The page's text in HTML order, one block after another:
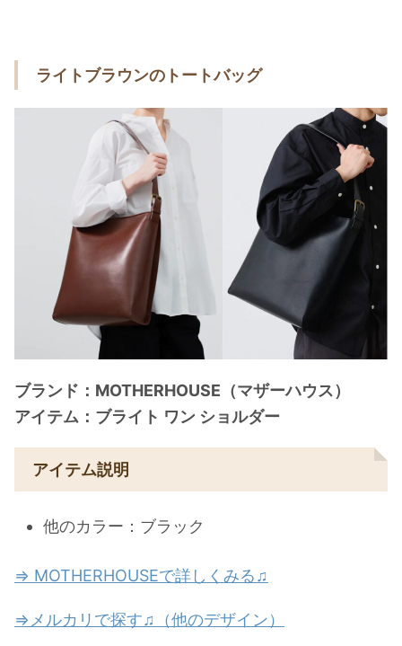
ライトブラウンのトートバッグ
ブランド：MOTHERHOUSE（マザーハウス）
アイテム：ブライト ワン ショルダー
アイテム説明
他のカラー：ブラック
⇒ MOTHERHOUSEで詳しくみる♫
⇒メルカリで探す♫（他のデザイン）